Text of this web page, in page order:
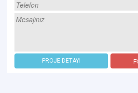
PROJE DETAYI